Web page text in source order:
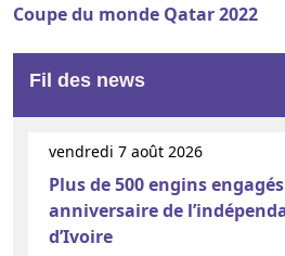
Coupe du monde Qatar 2022
Fil des news
vendredi 7 août 2026
Plus de 500 engins
anniversaire de
d’Ivoire